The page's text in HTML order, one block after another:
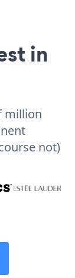
in
million
not)